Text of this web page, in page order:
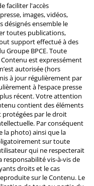
faciliter l'accès
images, vidéos,
désignés ensemble le
toutes publications,
support effectué à des
Groupe BPCE. Toute
est expressément
autorisée (hors
à jour régulièrement par
à l’espace presse
récent. Votre attention
contient des éléments
par le droit
Par conséquent
la photo) ainsi que la
sur toute
qui ne respecterait
responsabilité vis-à-vis de
droits et le cas
sur le Contenu. Le